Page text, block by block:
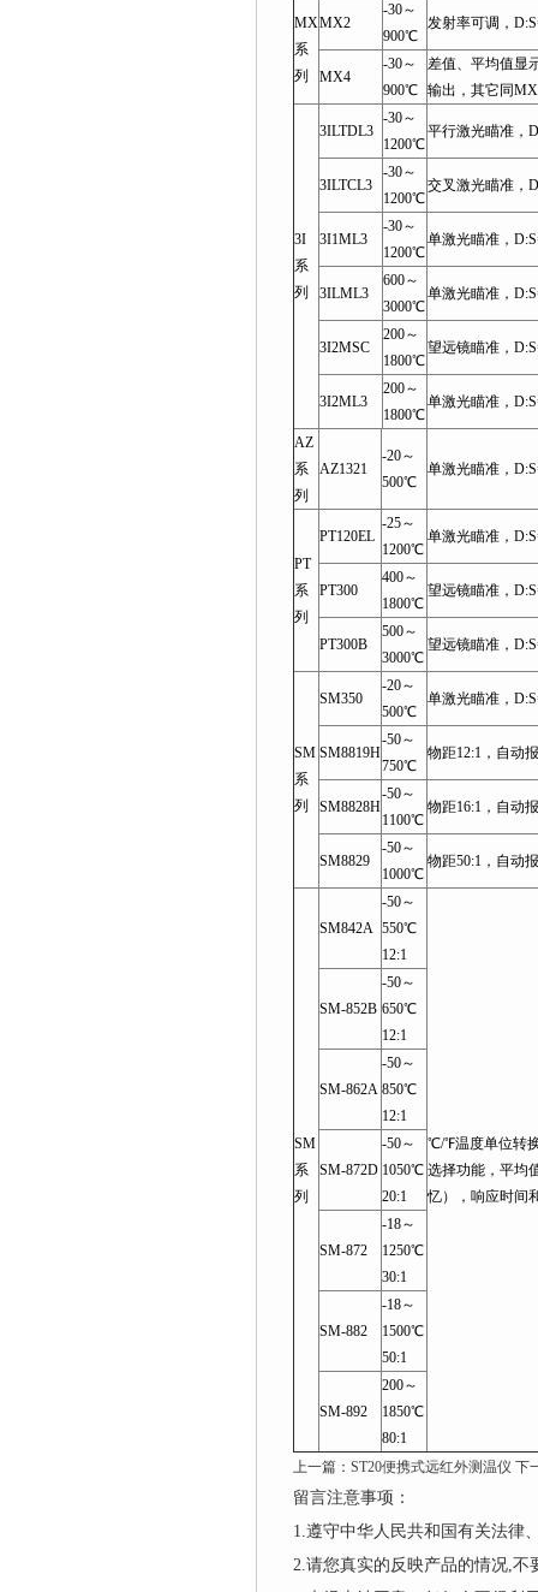
MX
系
列
MX2
-30～
900℃
发射率可调，
MX4
-30～
900℃
差值、平均值显
输出，其它同
3I
系
列
3ILTDL3
-30～
1200℃
平行激光瞄准，
3ILTCL3
-30～
1200℃
交叉激光瞄准，
3I1ML3
-30～
1200℃
单激光瞄准，
3ILML3
600～
3000℃
单激光瞄准，
3I2MSC
200～
1800℃
望远镜瞄准，
3I2ML3
200～
1800℃
单激光瞄准，
AZ
系
列
AZ1321
-20～
500℃
单激光瞄准，
PT
系
列
PT120EL
-25～
1200℃
单激光瞄准，
PT300
400～
1800℃
望远镜瞄准，
PT300B
500～
3000℃
望远镜瞄准，
SM
系
列
SM350
-20～
500℃
单激光瞄准，
SM8819H
-50～
750℃
物距12:1，自动
SM8828H
-50～
1100℃
物距16:1，自动
SM8829
-50～
1000℃
物距50:1，自动
SM
系
列
SM842A
-50～
550℃
12:1
℃/℉温度单位转
选择功能，平均
忆），响应时间
SM-852B
-50～
650℃
12:1
SM-862A
-50～
850℃
12:1
SM-872D
-50～
1050℃
20:1
SM-872
-18～
1250℃
30:1
SM-882
-18～
1500℃
50:1
SM-892
200～
1850℃
80:1
上一篇： ST20便携式远红外测温仪 下
留言注意事项：
1.遵守中华人民共和国有关法律
2.请您真实的反映产品的情况,